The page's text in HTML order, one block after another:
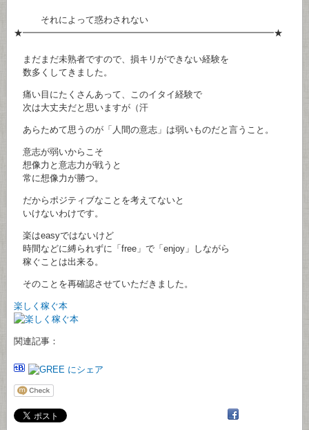
それによって惑わされない
★━━━━━━━━━━━━━━━━━━━━━━━━━━━━★
まだまだ未熟者ですので、損キリができない経験を
数多くしてきました。
痛い目にたくさんあって、このイタイ経験で
次は大丈夫だと思いますが（汗
あらためて思うのが「人間の意志」は弱いものだと言うこと。
意志が弱いからこそ
想像力と意志力が戦うと
常に想像力が勝つ。
だからポジティブなことを考えてないと
いけないわけです。
楽はeasyではないけど
時間などに縛られずに「free」で「enjoy」しながら
稼ぐことは出来る。
そのことを再確認させていただきました。
楽しく稼ぐ本
関連記事：